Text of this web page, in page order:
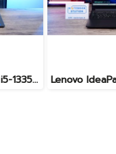
Dell Latitude 3440 i5-1335U Ram8 SSD512 จอ14นิ้ว สเปคดี คีย์บอร์ดไฟ เครื่องประมวลผลไวพร้อมใช้งาน เพียง 13,990.-